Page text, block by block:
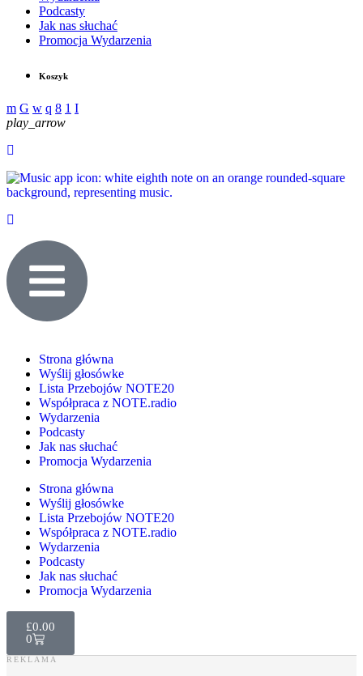
Podcasty
Jak nas słuchać
Promocja Wydarzenia
Koszyk
play_arrow
Strona główna
Wyślij głosówke
Lista Przebojów NOTE20
Współpraca z NOTE.radio
Wydarzenia
Podcasty
Jak nas słuchać
Promocja Wydarzenia
Strona główna
Wyślij głosówke
Lista Przebojów NOTE20
Współpraca z NOTE.radio
Wydarzenia
Podcasty
Jak nas słuchać
Promocja Wydarzenia
£0.00
0